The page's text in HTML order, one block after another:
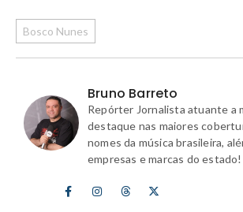
Bosco Nunes
Bruno Barreto
Repórter Jornalista atuante a
destaque nas maiores
nomes da música brasileira,
empresas e marcas do estado!